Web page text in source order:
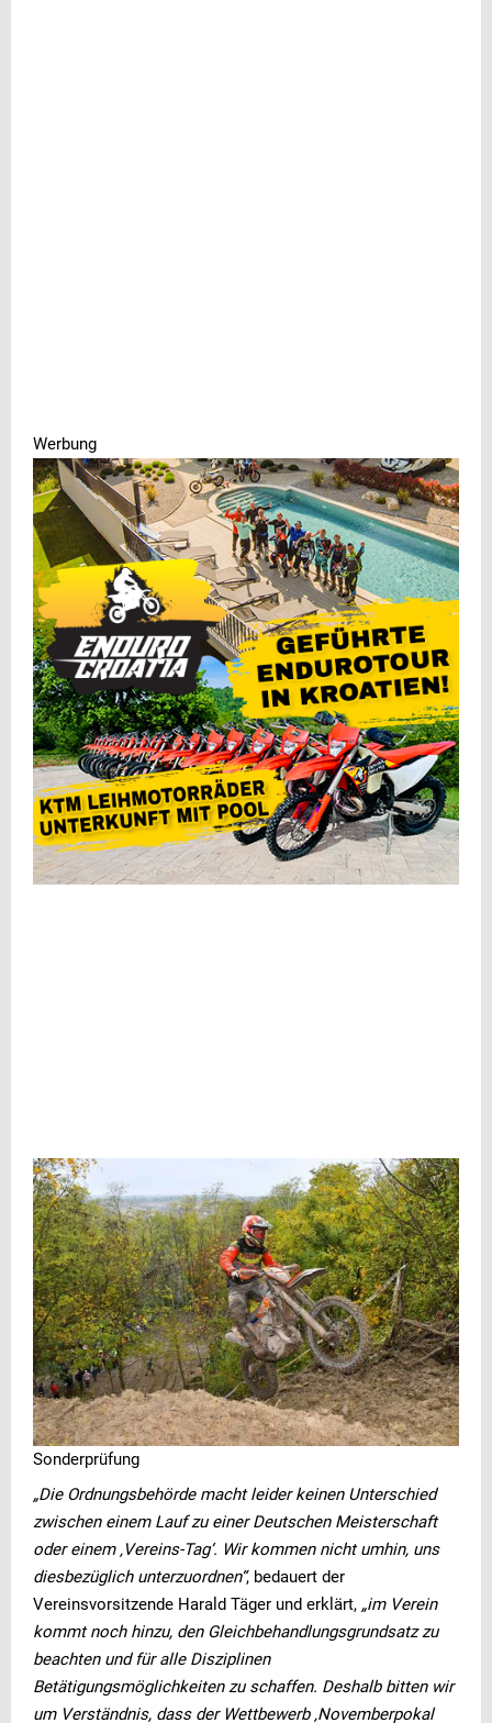
Werbung
Sonderprüfung
„Die Ordnungsbehörde macht leider keinen Unterschied
zwischen einem Lauf zu einer Deutschen Meisterschaft
oder einem ‚Vereins-Tag‘. Wir kommen nicht umhin, uns
diesbezüglich unterzuordnen“, bedauert der
Vereinsvorsitzende Harald Täger und erklärt, „im Verein
kommt noch hinzu, den Gleichbehandlungsgrundsatz zu
beachten und für alle Disziplinen
Betätigungsmöglichkeiten zu schaffen. Deshalb bitten wir
um Verständnis, dass der Wettbewerb ‚Novemberpokal